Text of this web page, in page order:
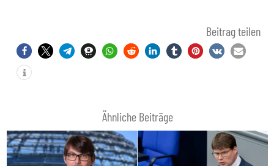
Beitrag teilen
Ähnliche Beiträge